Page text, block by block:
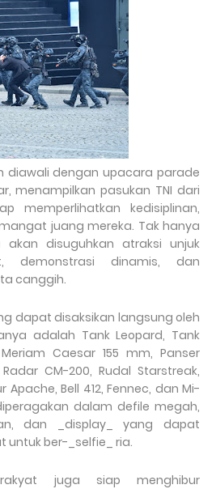
diawali dengan upacara parade
menampilkan pasukan TNI dari
memperlihatkan kedisiplinan,
juang mereka. Tak hanya
disuguhkan atraksi unjuk
demonstrasi dinamis, dan
canggih.
dapat disaksikan langsung oleh
adalah Tank Leopard, Tank
Meriam Caesar 155 mm, Panser
CM-200, Rudal Starstreak,
Bell 412, Fennec, dan Mi-
dalam defile megah,
dan _display_ yang dapat
ber-_selfie_ ria.
juga siap menghibur